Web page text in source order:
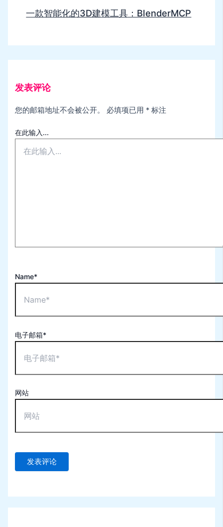
一款智能化的3D建模工具：BlenderMCP
发表评论
您的邮箱地址不会被公开。 必填项已用 * 标注
在此输入...
Name*
电子邮箱*
网站